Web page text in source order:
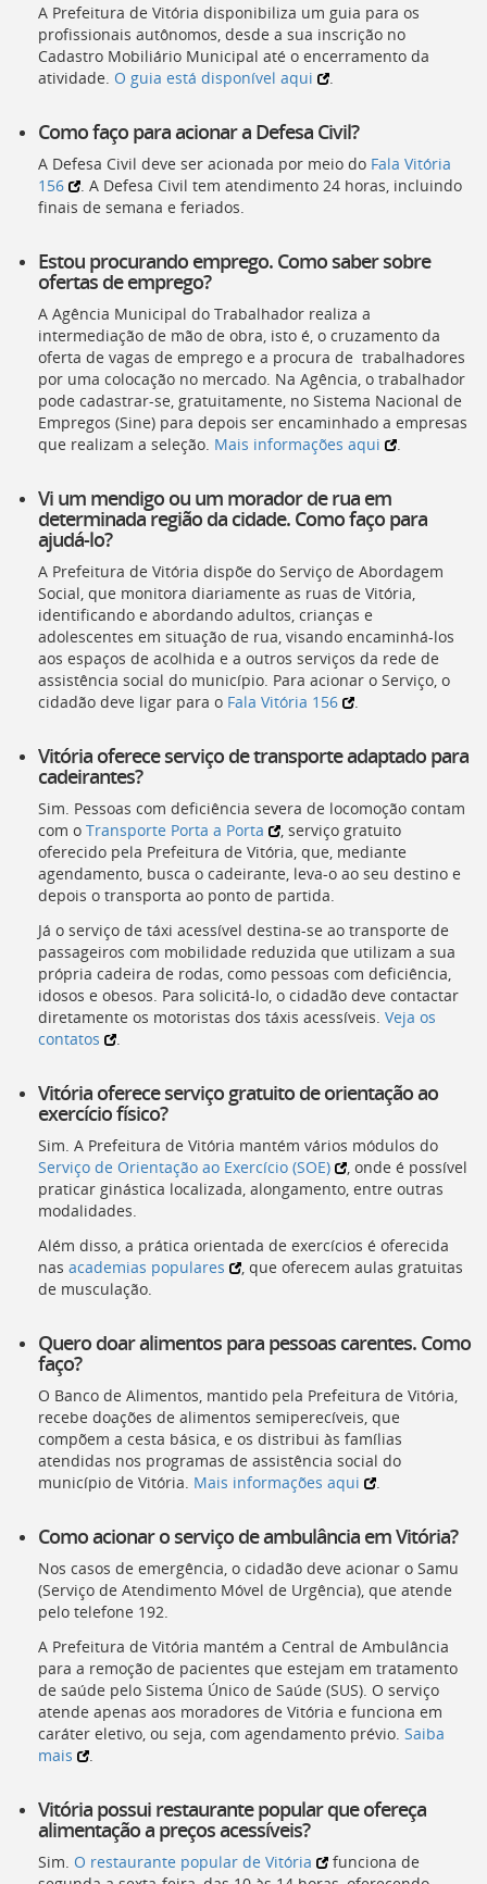
A Prefeitura de Vitória disponibiliza um guia para os
profissionais autônomos, desde a sua inscrição no
Cadastro Mobiliário Municipal até o encerramento da
atividade. O guia está disponível aqui
Como faço para acionar a Defesa Civil?
A Defesa Civil deve ser acionada por meio do Fala Vitória
156
. A Defesa Civil tem atendimento 24 horas, incluindo
finais de semana e feriados.
Estou procurando emprego. Como saber sobre
ofertas de emprego?
A Agência Municipal do Trabalhador realiza a
intermediação de mão de obra, isto é, o cruzamento da
oferta de vagas de emprego e a procura de trabalhadores
por uma colocação no mercado. Na Agência, o trabalhador
pode cadastrar-se, gratuitamente, no Sistema Nacional de
Empregos (Sine) para depois ser encaminhado a empresas
que realizam a seleção. Mais informações aqui
Vi um mendigo ou um morador de rua em
determinada região da cidade. Como faço para
ajudá-lo?
A Prefeitura de Vitória dispõe do Serviço de Abordagem
Social, que monitora diariamente as ruas de Vitória,
identificando e abordando adultos, crianças e
adolescentes em situação de rua, visando encaminhá-los
aos espaços de acolhida e a outros serviços da rede de
assistência social do município. Para acionar o Serviço, o
cidadão deve ligar para o Fala Vitória 156
Vitória oferece serviço de transporte adaptado para
cadeirantes?
Sim. Pessoas com deficiência severa de locomoção contam
com o Transporte Porta a Porta
, serviço gratuito
oferecido pela Prefeitura de Vitória, que, mediante
agendamento, busca o cadeirante, leva-o ao seu destino e
depois o transporta ao ponto de partida.
Já o serviço de táxi acessível destina-se ao transporte de
passageiros com mobilidade reduzida que utilizam a sua
própria cadeira de rodas, como pessoas com deficiência,
idosos e obesos. Para solicitá-lo, o cidadão deve contactar
diretamente os motoristas dos táxis acessíveis. Veja os
contatos
Vitória oferece serviço gratuito de orientação ao
exercício físico?
Sim. A Prefeitura de Vitória mantém vários módulos do
Serviço de Orientação ao Exercício (SOE)
, onde é possível
praticar ginástica localizada, alongamento, entre outras
modalidades.
Além disso, a prática orientada de exercícios é oferecida
nas academias populares
, que oferecem aulas gratuitas
de musculação.
Quero doar alimentos para pessoas carentes. Como
faço?
O Banco de Alimentos, mantido pela Prefeitura de Vitória,
recebe doações de alimentos semiperecíveis, que
compõem a cesta básica, e os distribui às famílias
atendidas nos programas de assistência social do
município de Vitória. Mais informações aqui
Como acionar o serviço de ambulância em Vitória?
Nos casos de emergência, o cidadão deve acionar o Samu
(Serviço de Atendimento Móvel de Urgência), que atende
pelo telefone 192.
A Prefeitura de Vitória mantém a Central de Ambulância
para a remoção de pacientes que estejam em tratamento
de saúde pelo Sistema Único de Saúde (SUS). O serviço
atende apenas aos moradores de Vitória e funciona em
caráter eletivo, ou seja, com agendamento prévio. Saiba
mais
Vitória possui restaurante popular que ofereça
alimentação a preços acessíveis?
Sim. O restaurante popular de Vitória
funciona de